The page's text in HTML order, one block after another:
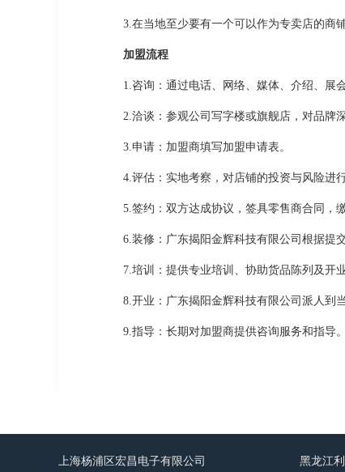
3.在当地至少要有一个可以作为专卖店的商铺
加盟流程
1.咨询：通过电话、网络、媒体、介绍、展
2.洽谈：参观公司写字楼或旗舰店，对品牌
3.申请：加盟商填写加盟申请表。
4.评估：实地考察，对店铺的投资与风险进
5.签约：双方达成协议，签具零售商合同，
6.装修：广东揭阳金辉科技有限公司根据提
7.培训：提供专业培训、协助货品陈列及开
8.开业：广东揭阳金辉科技有限公司派人到
9.指导：长期对加盟商提供咨询服务和指导。
上海杨浦区宏昌电子有限公司 黑龙江